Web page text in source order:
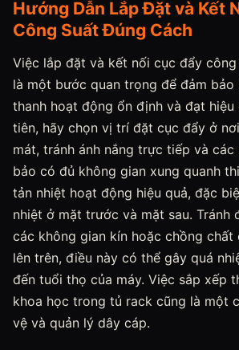
Hướng Dẫn Lắp Đặt và Kết
Công Suất Đúng Cách
Việc lắp đặt và kết nối cục đẩy
là một bước quan trọng để đảm bảo
thanh hoạt động ổn định và đạt hiệu
tiên, hãy chọn vị trí đặt cục đẩy ở
mát, tránh ánh nắng trực tiếp và các
bảo có đủ không gian xung quanh
tản nhiệt hoạt động hiệu quả, đặc
nhiệt ở mặt trước và mặt sau. Tránh
các không gian kín hoặc chồng
lên trên, điều này có thể gây quá
đến tuổi thọ của máy. Việc sắp xếp
khoa học trong tủ rack cũng là một
vệ và quản lý dây cáp.